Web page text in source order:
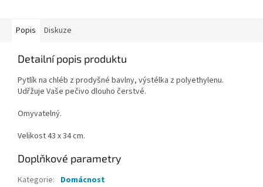
Popis Diskuze
Detailní popis produktu
Pytlík na chléb z prodyšné bavlny, výstélka z polyethylenu.
Udřžuje Vaše pečivo dlouho čerstvé.
Omyvatelný.
Velikost 43 x 34 cm.
Doplňkové parametry
Kategorie: Domácnost